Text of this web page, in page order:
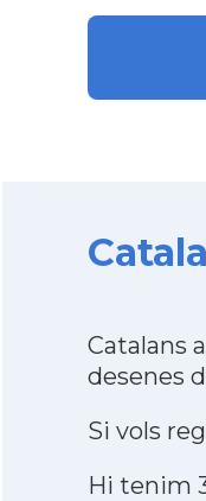
Catalans
desenes
Si vols
Hi tenim